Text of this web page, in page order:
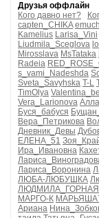
Друзья оффлайн
Кого давно нет?
capten_CHIKA
Kamelius Larisa_Vini
Liudmila_Sceglova
Mirosslava MsTataka
Radeia
s_vami_Nadeshda
Sveta_Savyhska T-L
TimOlya
Vera_Larionova
Буся_бабуся
Вера_Петрикова
Дневник_Девы
ЕЛЕНА_51
Ира_Ивановна
Лариса_Воронина
ЛЮБА-ЛЮБУШКА
ЛЮДМИЛА_ГОРНАЯ
МАРГО-К
Ариана